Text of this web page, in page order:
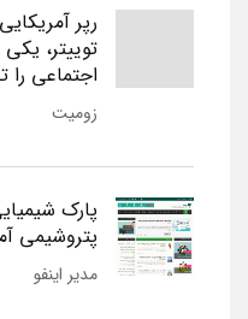
رپر
توییتر،
اجتماعی
زومیت
پارک
پتروشیمی
مدیر اینفو